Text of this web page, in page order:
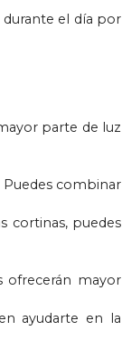
el día por
parte de luz
Puedes combinar
cortinas, puedes
ofrecerán mayor
ayudarte en la